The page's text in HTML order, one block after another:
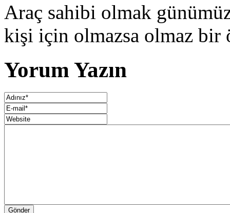
Araç sahibi olmak
kişi için olmazsa olmaz bir
Yorum Yazın